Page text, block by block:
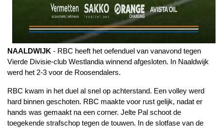
NAALDWIJK - RBC heeft het oefenduel van vanavond tegen
Vierde Divisie-club Westlandia winnend afgesloten. In Naaldwijk
werd het 2-3 voor de Roosendalers.
RBC kwam in het duel al snel op achterstand. Een volley werd
hard binnen geschoten. RBC maakte voor rust gelijk, nadat er
hands was gemaakt na een corner. Jelte Pal schoot de
toegekende strafschop tegen de touwen. In de slotfase van de